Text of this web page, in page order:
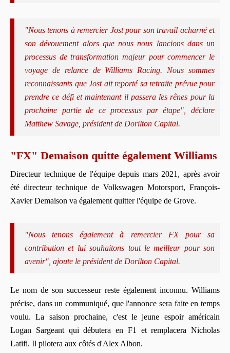
"Nous tenons à remercier Jost pour son travail acharné et
son dévouement alors que nous nous lancions dans un
processus de transformation majeur pour commencer le
voyage de relance de Williams Racing. Nous sommes
reconnaissants que Jost ait reporté sa retraite prévue pour
prendre ce défi et maintenant il passera les rênes pour la
prochaine partie de ce processus par étape", déclare
Matthew Savage, président de Dorilton Capital.
"FX" Demaison quitte également Williams
Directeur technique de l'équipe depuis mars 2021, après avoir
été directeur technique de Volkswagen Motorsport, François-
Xavier Demaison va également quitter l'équipe de Grove.
"Nous tenons également à remercier FX pour sa
contribution et lui souhaitons tout le meilleur pour son
avenir", ajoute le président de Dorilton Capital.
Le nom de son successeur reste également inconnu. Williams
précise, dans un communiqué, que l'annonce sera faite en temps
voulu. La saison prochaine, c'est le jeune espoir américain
Logan Sargeant qui débutera en F1 et remplacera Nicholas
Latifi. Il pilotera aux côtés d'Alex Albon.